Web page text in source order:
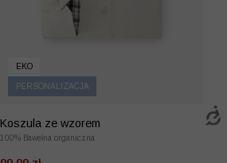
EKO
PERSONALIZACJA
Koszula ze wzorem
100% Bawełna organiczna